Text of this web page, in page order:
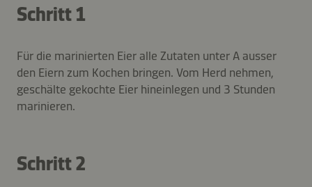
Schritt 1
Für die marinierten Eier alle Zutaten unter A ausser
den Eiern zum Kochen bringen. Vom Herd nehmen,
geschälte gekochte Eier hineinlegen und 3 Stunden
marinieren.
Schritt 2